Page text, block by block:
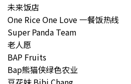
未来饭店
One Rice One Love 一餐饭热线
Super Panda Team
老人愿
BAP Fruits
Bap熊猫侠绿色农业